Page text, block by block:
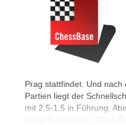
Prag stattfindet. Und
Partien liegt der
mit 2,5-1,5 in Führung.
ausgehen können. Doch